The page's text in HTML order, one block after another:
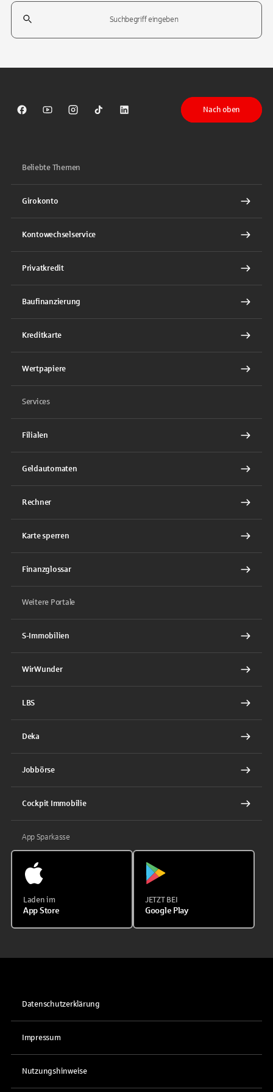
Suchfeld
Sparkasse auf Facebook
Sparkasse auf Youtube
Sparkasse auf Instagram
Sparkasse auf TikTok
Sparkasse auf LinkedIn
Nach oben
Beliebte Themen
Girokonto
Kontowechselservice
Privatkredit
Baufinanzierung
Kreditkarte
Wertpapiere
Services
Filialen
Geldautomaten
Rechner
Karte sperren
Finanzglossar
Weitere Portale
S-Immobilien
WirWunder
LBS
Deka
Jobbörse
Cockpit Immobilie
App Sparkasse
Laden im
App Store
JETZT BEI
Google Play
Datenschutzerklärung
Impressum
Nutzungshinweise